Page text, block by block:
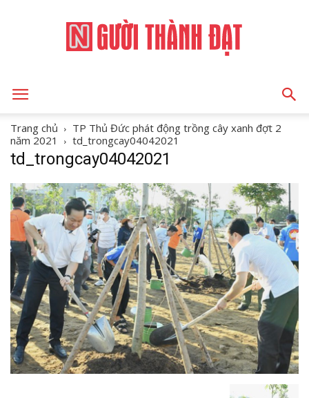
THÀNH
ĐẠT
Trang chủ
TP Thủ Đức phát động trồng cây xanh đợt 2
năm 2021
td_trongcay04042021
td_trongcay04042021